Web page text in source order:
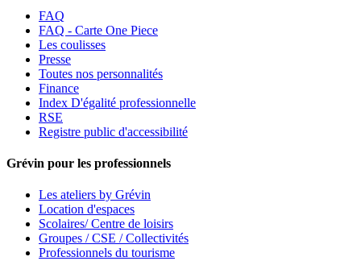
FAQ
FAQ - Carte One Piece
Les coulisses
Presse
Toutes nos personnalités
Finance
Index D'égalité professionnelle
RSE
Registre public d'accessibilité
Grévin pour les professionnels
Les ateliers by Grévin
Location d'espaces
Scolaires/ Centre de loisirs
Groupes / CSE / Collectivités
Professionnels du tourisme